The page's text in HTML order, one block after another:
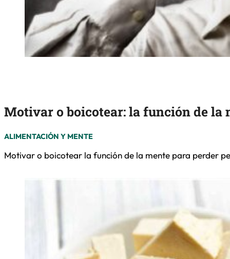
Motivar o boicotear: la función de la
ALIMENTACIÓN Y MENTE
Motivar o boicotear la función de la mente para perder